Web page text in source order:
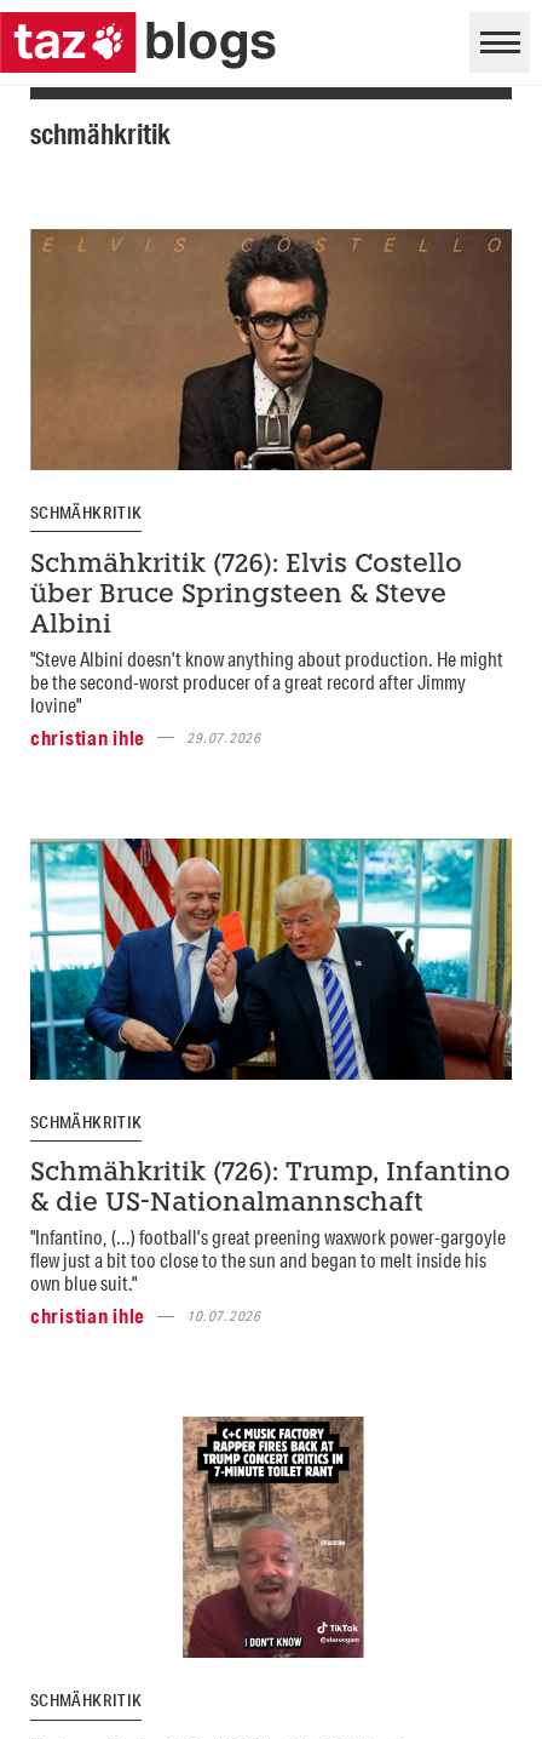
schmähkritik
SCHMÄHKRITIK
Schmähkritik (726): Elvis Costello
über Bruce Springsteen & Steve
Albini
"Steve Albini doesn’t know anything about production. He might
be the second-worst producer of a great record after Jimmy
Iovine"
christian ihle
29.07.2026
SCHMÄHKRITIK
Schmähkritik (726): Trump, Infantino
& die US-Nationalmannschaft
"Infantino, (...) football’s great preening waxwork power-gargoyle
flew just a bit too close to the sun and began to melt inside his
own blue suit."
christian ihle
10.07.2026
SCHMÄHKRITIK